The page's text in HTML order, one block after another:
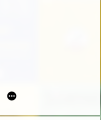
Poland from 1921-2010 :